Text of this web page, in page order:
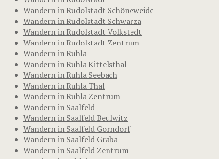
Wandern in Rudolstadt Schöneweide
Wandern in Rudolstadt Schwarza
Wandern in Rudolstadt Volkstedt
Wandern in Rudolstadt Zentrum
Wandern in Ruhla
Wandern in Ruhla Kittelsthal
Wandern in Ruhla Seebach
Wandern in Ruhla Thal
Wandern in Ruhla Zentrum
Wandern in Saalfeld
Wandern in Saalfeld Beulwitz
Wandern in Saalfeld Gorndorf
Wandern in Saalfeld Graba
Wandern in Saalfeld Zentrum